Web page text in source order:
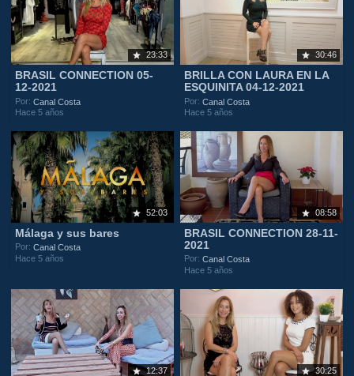
23:33
BRASIL CONNECTION 05-
12-2021
Por:Canal Costa
Hace 5 años
30:46
BRILLA CON LAURA EN LA
ESQUINITA 04-12-2021
Por:Canal Costa
Hace 5 años
52:03
Málaga y sus bares
Por:Canal Costa
Hace 5 años
08:58
BRASIL CONNECTION 28-11-
2021
Por:Canal Costa
Hace 5 años
12:37 30:25